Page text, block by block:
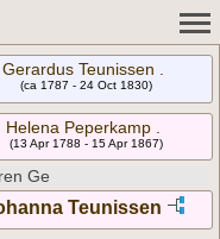
Gerardus Teunissen .
(ca 1787 - 24 Oct 1830)
Helena Peperkamp .
(13 Apr 1788 - 15 Apr 1867)
Ge
Teunissen